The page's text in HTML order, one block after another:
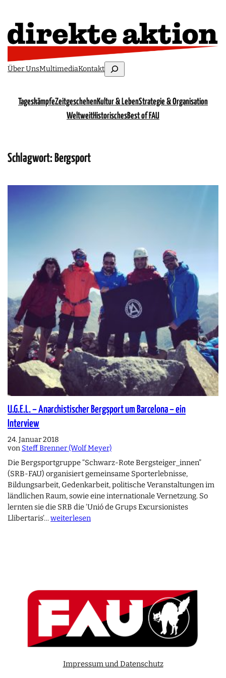
Über UnsMultimediaKontaktSuchen
TageskämpfeZeitgeschehenKultur & LebenStrategie & Organisation
WeltweitHistorischesBest of FAU
Schlagwort: Bergsport
U.G.E.L. – Anarchistischer Bergsport um Barcelona – ein
Interview
24. Januar 2018
von Steff Brenner (Wolf Meyer)
Die Bergsportgruppe “Schwarz-Rote Bergsteiger_innen”
(SRB-FAU) organisiert gemeinsame Sporterlebnisse,
Bildungsarbeit, Gedenkarbeit, politische Veranstaltungen im
ländlichen Raum, sowie eine internationale Vernetzung. So
lernten sie die SRB die ‘Unió de Grups Excursionistes
Llibertaris’…weiterlesen
Impressum und Datenschutz